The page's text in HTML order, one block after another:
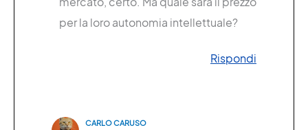
per la loro autonomia intellettuale?
Rispondi
CARLO CARUSO